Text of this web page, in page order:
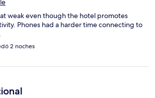
weak even though the hotel promotes
Phones had a harder time connecting to
2 noches